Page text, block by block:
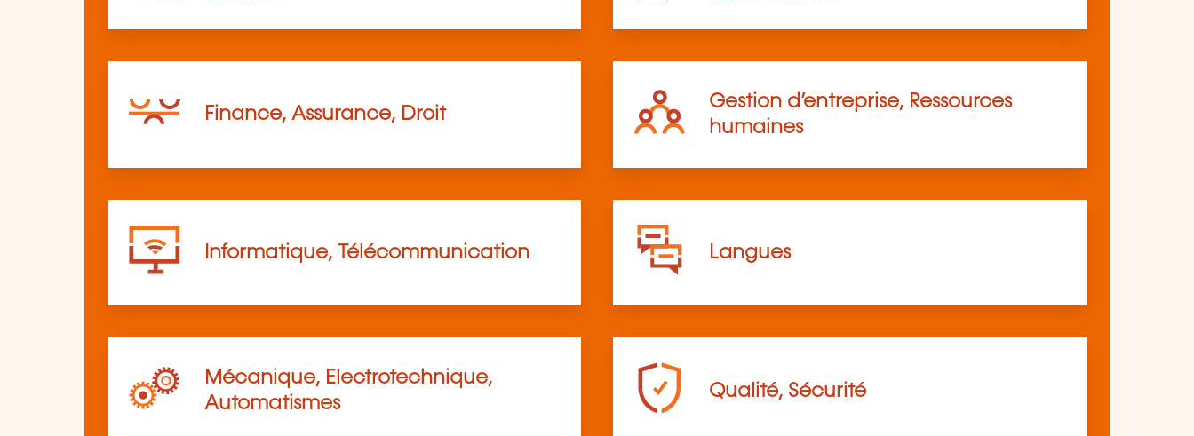
Finance, Assurance, Droit
Gestion d’entreprise, Ressources
humaines
Informatique, Télécommunication Langues
Mécanique, Electrotechnique,
Automatismes
Qualité, Sécurité